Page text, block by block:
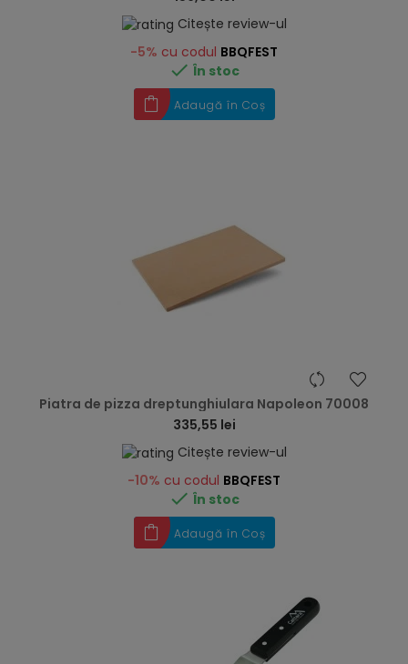
Citește review-ul
-5% cu codul BBQFEST
 În stoc
Adaugă în Coș
Piatra de pizza dreptunghiulara Napoleon 70008
335,55 lei
Citește review-ul
-10% cu codul BBQFEST
 În stoc
Adaugă în Coș